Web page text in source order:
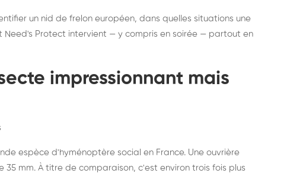
un nid de frelon européen, dans quelles situations une
Protect intervient — y compris en soirée — partout en
impressionnant mais
espèce d'hyménoptère social en France. Une ouvrière
mm. À titre de comparaison, c'est environ trois fois plus